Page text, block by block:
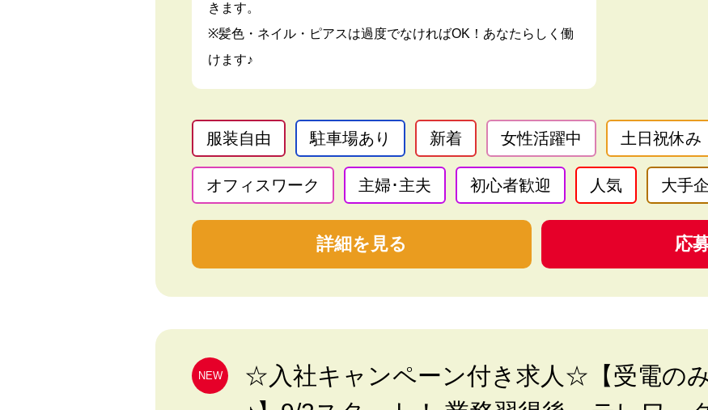
きます。
※髪色・ネイル・ピアスは過度でなければOK！あなたらしく働
けます♪
服装自由 駐車場あり 新着 女性活躍中 土日祝休み
オフィスワーク 主婦･主夫 初心者歓迎 人気 大手
詳細を見る 応
NEW
☆入社キャンペーン付き求人☆【受電の